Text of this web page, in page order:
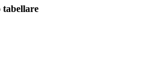
tabellare